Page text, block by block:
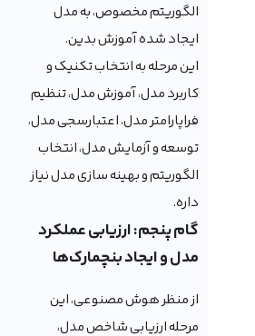
الگوریتم مخصوص، به مدل
ایجاد شده آموزش بدین.
این مرحله به انتخاب تکنیک و
کاربرد مدل، آموزش مدل، تنظیم
فراپارامتر مدل، اعتبارسجی مدل،
توسعه و آزمایش مدل، انتخاب
الگوریتم و بهینه سازی مدل نیاز
داره.
گام پنجم: ارزیابی عملکرد
مدل و ایجاد بنچمارک‌ها
از منظر هوش مصنوعی، این
مرحله ارزیابی شاخص مدل،